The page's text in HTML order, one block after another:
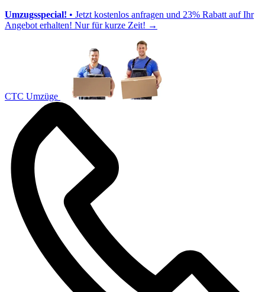
Umzugsspecial! • Jetzt kostenlos anfragen und 23% Rabatt auf Ihr
Angebot erhalten! Nur für kurze Zeit! →
CTC Umzüge